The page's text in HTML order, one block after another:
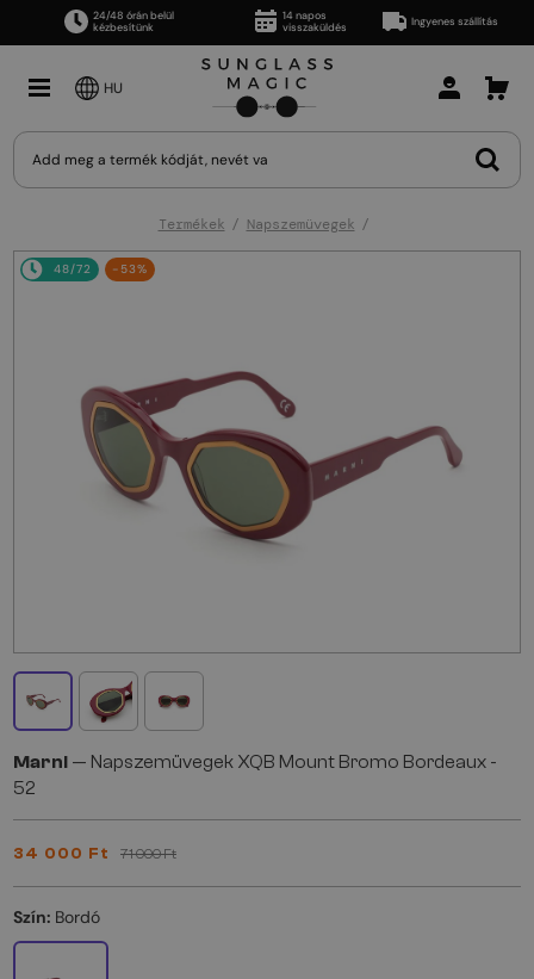
24/48 órán belül
kézbesítünk
14 napos
visszaküldés
Ingyenes szállítás
HU
Termékek Napszemüvegek
48/72 -53%
Marni — Napszemüvegek XQB Mount Bromo Bordeaux -
52
34 000 Ft 71 000 Ft
Szín: Bordó